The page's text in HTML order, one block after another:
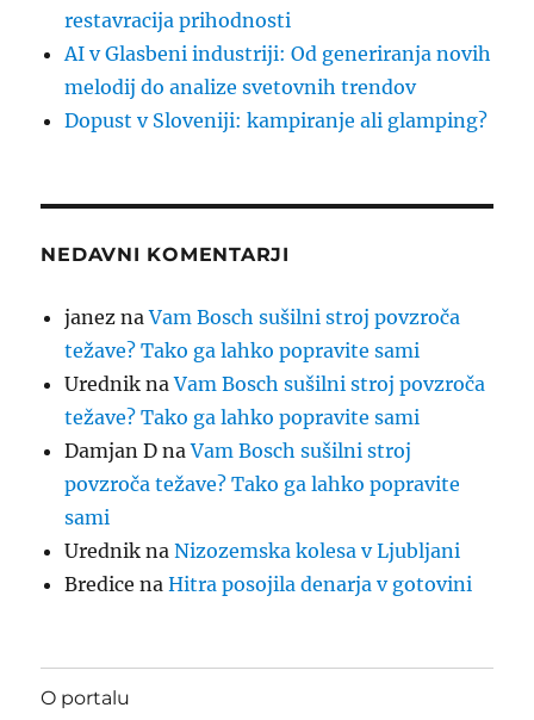
restavracija prihodnosti
AI v Glasbeni industriji: Od generiranja novih
melodij do analize svetovnih trendov
Dopust v Sloveniji: kampiranje ali glamping?
NEDAVNI KOMENTARJI
janez naVam Bosch sušilni stroj povzroča
težave? Tako ga lahko popravite sami
Urednik naVam Bosch sušilni stroj povzroča
težave? Tako ga lahko popravite sami
Damjan D naVam Bosch sušilni stroj
povzroča težave? Tako ga lahko popravite
sami
Urednik naNizozemska kolesa v Ljubljani
Bredice naHitra posojila denarja v gotovini
O portalu